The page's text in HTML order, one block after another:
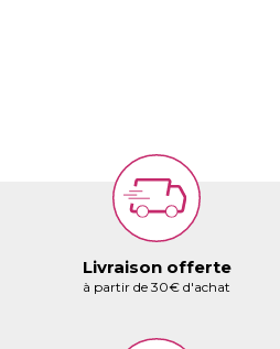
Livraison offerte
à partir de 30€ d'achat